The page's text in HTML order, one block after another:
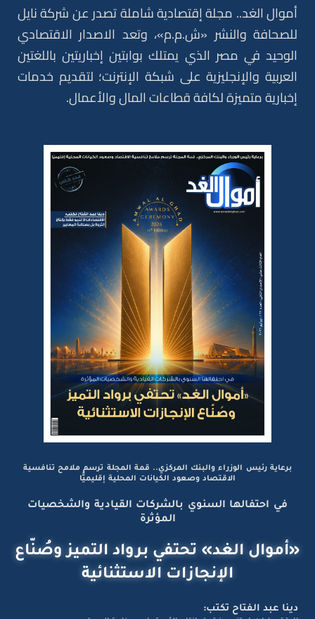
أموال الغد.. مجلة إقتصادية شاملة تصدر عن شركة نايل
للصحافة والنشر «ش.م.م»، وتعد الاصدار الاقتصادي
الوحيد في مصر الذي يمتلك بوابتين إخباريتين باللغتين
العربية والإنجليزية على شبكة الإنترنت؛ لتقديم خدمات
إخبارية متميزة لكافة قطاعات المال والأعمال.
برعاية رئيس الوزراء والبنك المركزي.. قمة المجلة ترسم ملامح تنافسية
الاقتصاد وصعود الكيانات المحلية إقليميًّا
في احتفالها السنوي بالشركات القيادية والشخصيات
المؤثرة
«أموال الغد» تحتفي برواد التميز وصُنّاع
الإنجازات الاستثنائية
دينا عبد الفتاح تكتب: